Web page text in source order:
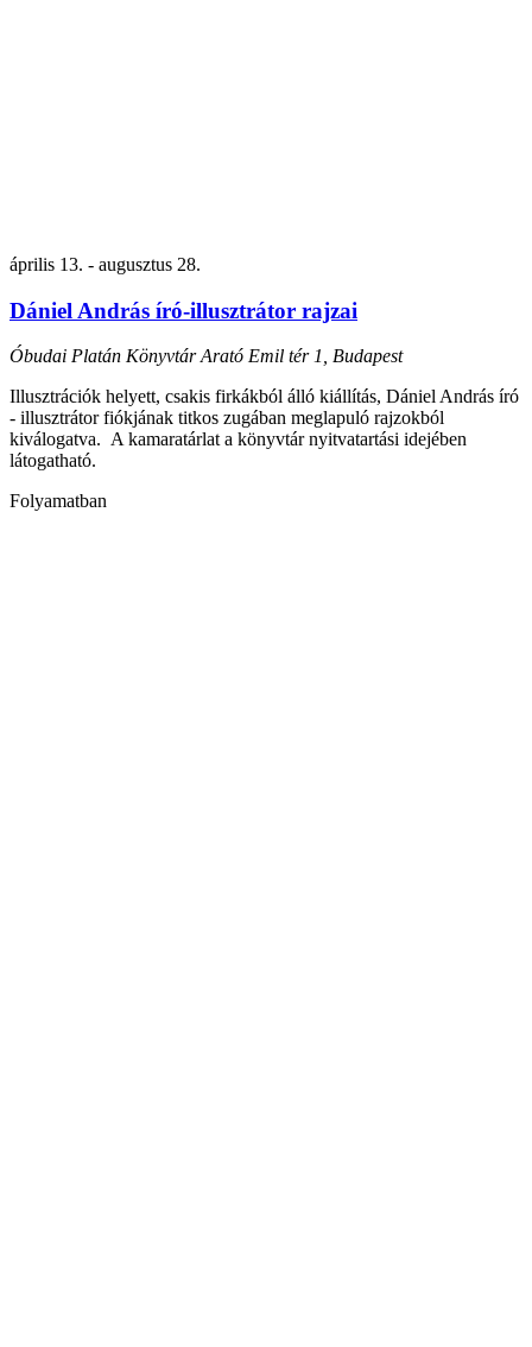
április 13. - augusztus 28.
Dániel András író-illusztrátor rajzai
Óbudai Platán KönyvtárArató Emil tér 1, Budapest
Illusztrációk helyett, csakis firkákból álló kiállítás, Dániel András író
- illusztrátor fiókjának titkos zugában meglapuló rajzokból
kiválogatva. A kamaratárlat a könyvtár nyitvatartási idejében
látogatható.
Folyamatban